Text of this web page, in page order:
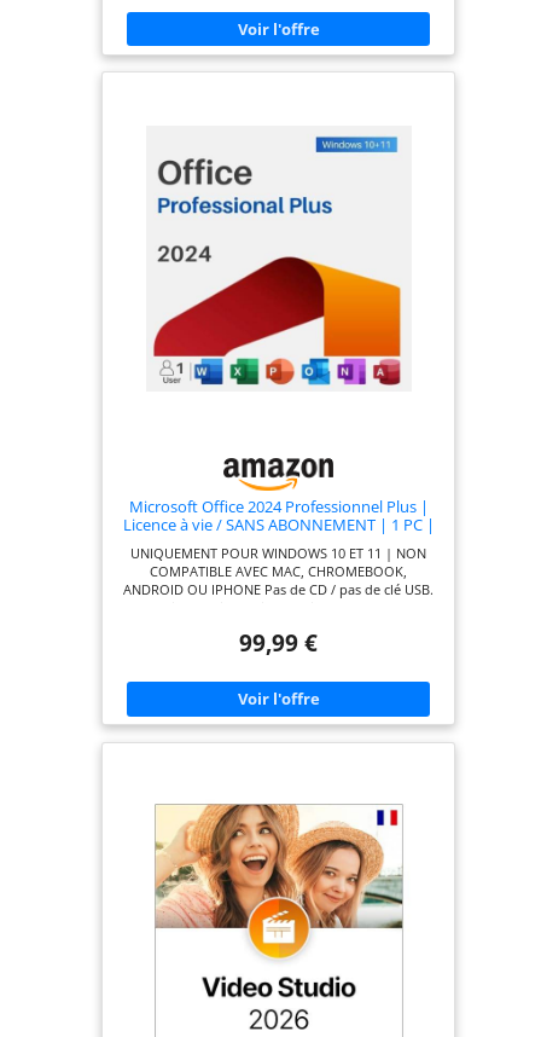
messagerie interne d'Amazon. Veuillez vérifier vos
messages Amazon ! COMPATIBILITÉ : Conçu pour
s'installer sur 1 PC sous Windows, offrant des
performances optimales pour un usage
Microsoft Office 2024 Professionnel Plus |
Licence à vie / SANS ABONNEMENT | 1 PC |
UNIQUEMENT POUR WINDOWS 10 ET 11 | NON
COMPATIBLE AVEC MAC, CHROMEBOOK,
ANDROID OU IPHONE Pas de CD / pas de clé USB.
produits suivants : Word, Excel, PowerPoint,
instructions d'installation et contacter notre
équipe d'assistance pour bénéficier d'un service
gratuit d'installation/activation de TeamViewer si
acheteur/vendeur.
99,99 €